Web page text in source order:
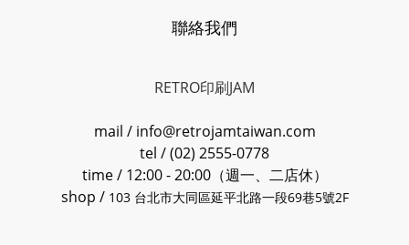
聯絡我們
RETRO印刷JAM
mail / info@retrojamtaiwan.com
tel / (02) 2555-0778
time / 12:00 - 20:00（週一、二店休）
shop / 103 台北市大同區延平北路一段69巷5號2F